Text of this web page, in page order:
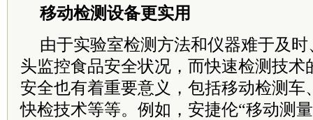
移动检测设备更实用
由于实验室检测方法和仪器难于及
头监控食品安全状况，而快速检测技术
安全也有着重要意义，包括移动检测车
快检技术等等。例如，安捷伦“移动测